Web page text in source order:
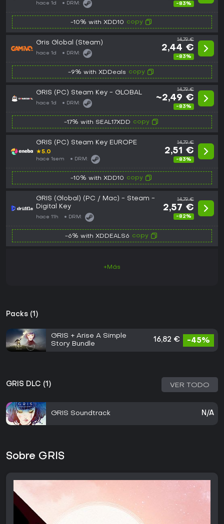
hace 1d DRM: -83%
-10% with XDD10 copy
Gris Global (Steam)
hace 1d DRM:
14,79 €
2,44 €
-83%
-9% with XDDeals copy
GRIS (PC) Steam Key - GLOBAL
hace 1d DRM:
14,79 €
~2,49 €
-83%
-17% with SEAL17XDD copy
GRIS (PC) Steam Key EUROPE
★5.0
hace 1sem DRM:
14,79 €
2,51 €
-83%
-10% with XDD10 copy
GRIS (Global) (PC / Mac) - Steam -
Digital Key
hace 11h DRM:
14,79 €
2,57 €
-82%
-6% with XDDEALS6 copy
+Más
Packs (1)
GRIS + Arise A Simple
Story Bundle
16,82 € -45%
GRIS DLC (1) VER TODO
GRIS Soundtrack N/A
Sobre GRIS